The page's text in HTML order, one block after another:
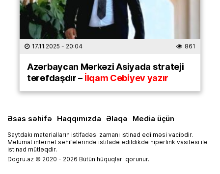
17.11.2025 - 20:04 861
Azərbaycan Mərkəzi Asiyada strateji
tərəfdaşdır –İlqam Cəbiyev yazır
Əsas səhifə Haqqımızda Əlaqə Media üçün
Saytdakı materialların istifadəsi zamanı istinad edilməsi vacibdir.
Məlumat internet səhifələrində istifadə edildikdə hiperlink vasitəsi ilə
istinad mütləqdir.
Dogru.az © 2020 - 2026 Bütün hüquqları qorunur.